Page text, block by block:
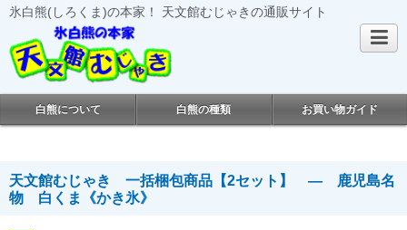
氷白熊(しろくま)の本家！ 天文館むじゃきの通販サイト
白熊について 白熊の種類 お買い物ガイド
天文館むじゃき 一括梱包商品【2セット】 ― 鹿児島名
物 白くま《かき氷》